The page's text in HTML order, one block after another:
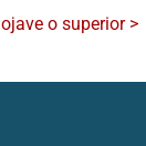
o superior >